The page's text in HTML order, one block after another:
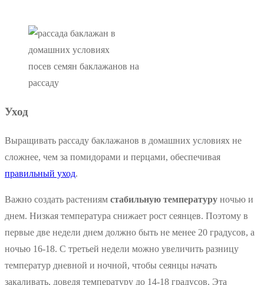
посев семян баклажанов на
рассаду
Уход
Выращивать рассаду баклажанов в домашних условиях не
сложнее, чем за помидорами и перцами, обеспечивая
правильный уход.
Важно создать растениям стабильную температуру ночью и
днем. Низкая температура снижает рост сеянцев. Поэтому в
первые две недели днем должно быть не менее 20 градусов, а
ночью 16-18. С третьей недели можно увеличить разницу
температур дневной и ночной, чтобы сеянцы начать
закаливать, доведя температуру до 14-18 градусов. Эта